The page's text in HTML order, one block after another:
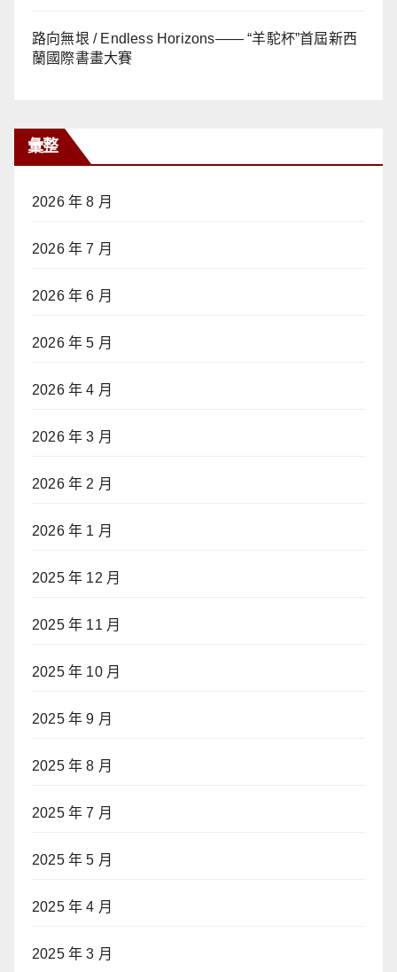
路向無垠 / Endless Horizons—— “羊駝杯”首屆新西
蘭國際書畫大賽
彙整
2026 年 8 月
2026 年 7 月
2026 年 6 月
2026 年 5 月
2026 年 4 月
2026 年 3 月
2026 年 2 月
2026 年 1 月
2025 年 12 月
2025 年 11 月
2025 年 10 月
2025 年 9 月
2025 年 8 月
2025 年 7 月
2025 年 5 月
2025 年 4 月
2025 年 3 月